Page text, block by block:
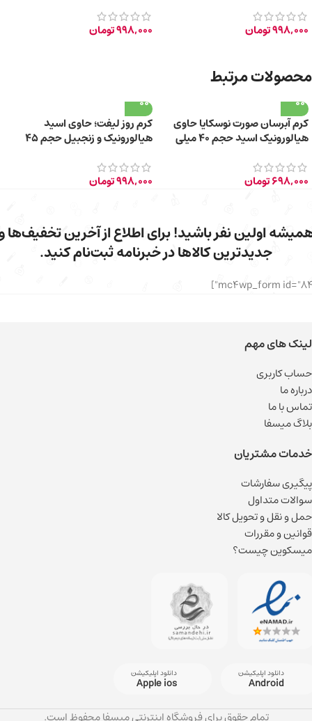
998,000تومان 998,000تومان
محصولات مرتبط
کرم آبرسان صورت نوسکایا حاوی
هیالورونیک اسید حجم 40 میلی
698,000تومان
کرم روز لیفت؛ حاوی اسید
هیالورونیک و زنجبیل حجم 45
998,000تومان
اولین نفر باشید! برای اطلاع از آخرین تخفیف‌ها
جدیدترین کالاها در خبرنامه ثبت‌نام کنید.
لینک های مهم
حساب کاربری
درباره ما
تماس با ما
بلاگ میسفا
خدمات مشتریان
پیگیری سفارشات
سوالات متداول
حمل و نقل و تحویل کالا
قوانین و مقررات
میسکوین چیست؟
دانلود اپلیکیشن
Android
دانلود اپلیکیشن
Apple ios
تمام حقوق برای فروشگاه اینترنتی میسفا محفوظ است.